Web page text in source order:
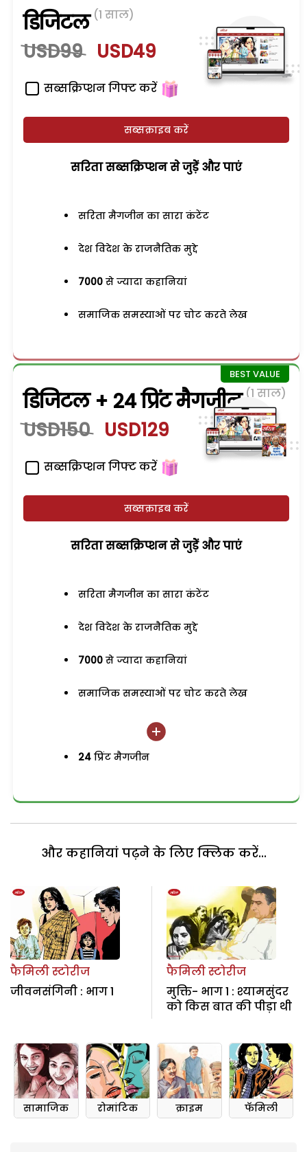
डिजिटल (1 साल)
USD99 USD49
सब्सक्रिप्शन गिफ्ट करें
सब्सक्राइब करें
सरिता सब्सक्रिप्शन से जुड़ेें और पाएं
सरिता मैगजीन का सारा कंटेंट
देश विदेश के राजनैतिक मुद्दे
7000 से ज्यादा कहानियां
समाजिक समस्याओं पर चोट करते लेख
डिजिटल + 24 प्रिंट मैगजीन (1 साल)
USD150 USD129
सब्सक्रिप्शन गिफ्ट करें
सब्सक्राइब करें
सरिता सब्सक्रिप्शन से जुड़ेें और पाएं
सरिता मैगजीन का सारा कंटेंट
देश विदेश के राजनैतिक मुद्दे
7000 से ज्यादा कहानियां
समाजिक समस्याओं पर चोट करते लेख
24 प्रिंट मैगजीन
और कहानियां पढ़ने के लिए क्लिक करें...
फैमिली स्टोरीज
जीवनसंगिनी : भाग 1
फैमिली स्टोरीज
मुक्ति- भाग 1 : श्यामसुंदर
को किस बात की पीड़ा थी
सामाजिक रोमांटिक क्राइम फॅमिली